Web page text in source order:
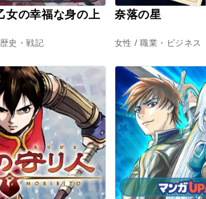
の幸福な身の上
史・戦記
奈落の星
女性 / 職業・ビジネス